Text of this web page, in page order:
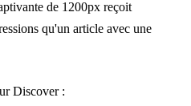
de 1200px reçoit
qu'un article avec une
Discover :